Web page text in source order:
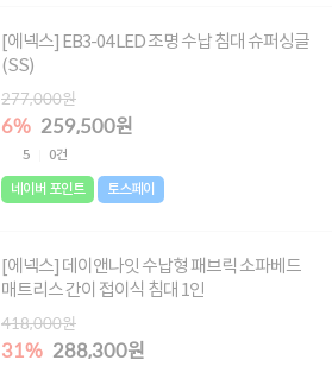
[에넥스] EB3-04 LED 조명 수납 침대 슈퍼싱글
(SS)
277,000원
6% 259,500원
5 0건
네이버 포인트 토스페이
[에넥스] 데이앤나잇 수납형 패브릭 소파베드
매트리스 간이 접이식 침대 1인
418,000원
31% 288,300원